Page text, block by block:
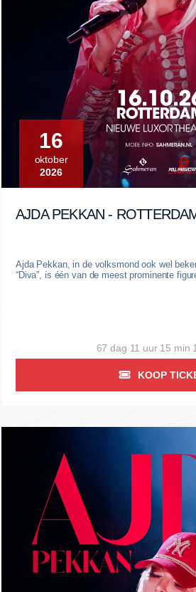
16
oktober
2026
AJDA PEKKAN -
Ajda Pekkan, in de volksmond ook wel
“Diva”, is één van de meest prominente
67 dag 11 uur 15 min
KOOP